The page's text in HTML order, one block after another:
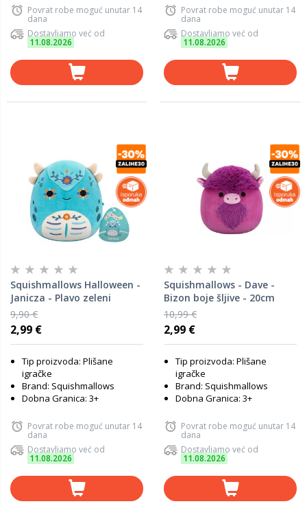
Povrat robe moguć unutar 14
dana
Dostavljamo već od
11.08.2026
Povrat robe moguć unutar 14
dana
Dostavljamo već od
11.08.2026
Squishmallows Halloween -
Janicza - Plavo zeleni
ankylosaurus - 20cm
9,90 €
2,99 €
Tip proizvoda: Plišane
igračke
Brand: Squishmallows
Dobna Granica: 3+
Povrat robe moguć unutar 14
dana
Dostavljamo već od
11.08.2026
Squishmallows - Dave -
Bizon boje šljive - 20cm
10,99 €
2,99 €
Tip proizvoda: Plišane
igračke
Brand: Squishmallows
Dobna Granica: 3+
Povrat robe moguć unutar 14
dana
Dostavljamo već od
11.08.2026